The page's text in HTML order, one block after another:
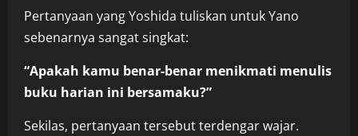
Pertanyaan yang Yoshida tuliskan untuk Yano
sebenarnya sangat singkat:
“Apakah kamu benar-benar menikmati menulis
buku harian ini bersamaku?”
Sekilas, pertanyaan tersebut terdengar wajar.